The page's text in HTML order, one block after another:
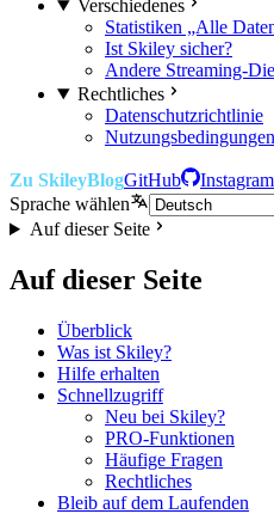
Verschiedenes
Statistiken „Alle
Ist Skiley sicher?
Andere Streaming-
Rechtliches
Datenschutzrichtlinie
Nutzungsbedingungen
Zu SkileyBlogGitHub Instagram
Sprache wählen
Auf dieser Seite
Auf dieser Seite
Überblick
Was ist Skiley?
Hilfe erhalten
Schnellzugriff
Neu bei Skiley?
PRO-Funktionen
Häufige Fragen
Rechtliches
Bleib auf dem Laufenden